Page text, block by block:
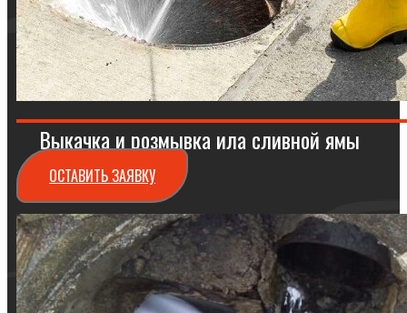
Выкачка и розмывка ила сливной ямы
ОСТАВИТЬ ЗАЯВКУ